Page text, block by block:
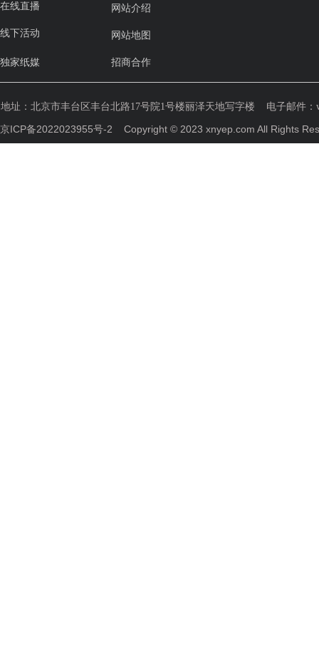
地址： 北京市丰台区丰台北路17号院1号楼丽泽天地写字楼 电子邮件：
京ICP备2022023955号-2 Copyright © 2023 xnyep.com All Rights
在线直播
线下活动
独家纸媒
网站介绍
网站地图
招商合作